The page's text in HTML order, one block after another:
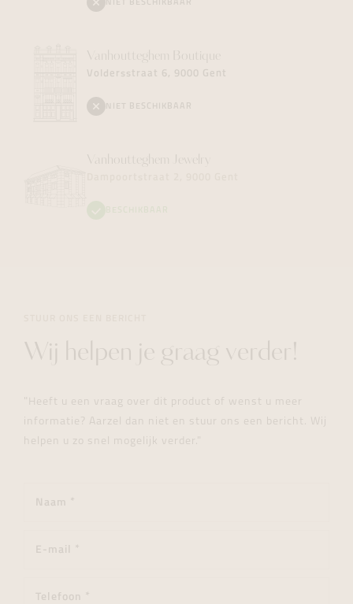
NIET BESCHIKBAAR
Vanhoutteghem Boutique
Voldersstraat 6, 9000 Gent
NIET BESCHIKBAAR
Vanhoutteghem Jewelry
Wij helpen je graag verder!
"Heeft u een vraag over dit product of wenst u meer
informatie? Aarzel dan niet en stuur ons een bericht. Wij
helpen u zo snel mogelijk verder."